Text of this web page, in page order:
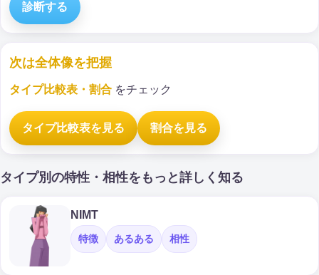
診断する
次は全体像を把握
タイプ比較表・割合 をチェック
タイプ比較表を見る 割合を見る
タイプ別の特性・相性をもっと詳しく知る
NIMT
特徴 あるある 相性